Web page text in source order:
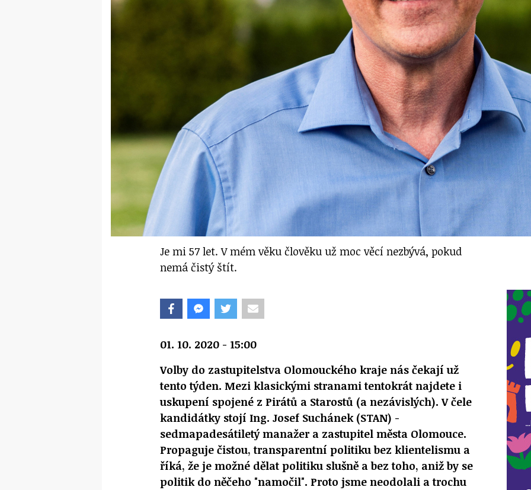
Je mi 57 let. V mém věku člověku už moc věcí nezbývá, pokud
nemá čistý štít.
01. 10. 2020 - 15:00
Volby do zastupitelstva Olomouckého kraje nás čekají už
tento týden. Mezi klasickými stranami tentokrát najdete i
uskupení spojené z Pirátů a Starostů (a nezávislých). V čele
kandidátky stojí Ing. Josef Suchánek (STAN) -
sedmapadesátiletý manažer a zastupitel města Olomouce.
Propaguje čistou, transparentní politiku bez klientelismu a
říká, že je možné dělat politiku slušně a bez toho, aniž by se
politik do něčeho "namočil". Proto jsme neodolali a trochu